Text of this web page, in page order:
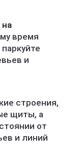
время
и
строения,
щиты, а
от
и линий